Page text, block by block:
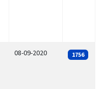
08-09-2020 1756